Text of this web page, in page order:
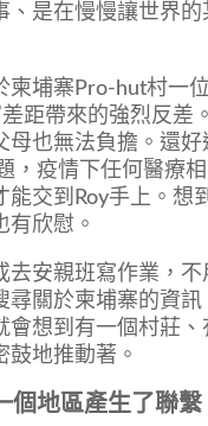
是在慢慢讓世界
埔寨Pro-hut村一
距帶來的強烈反差
也無法負擔。還
，疫情下任何醫療
交到Roy手上。想
欣慰。
安親班寫作業，
關於柬埔寨的資
想到有一個村莊
地推動著。
地區產生了聯繫